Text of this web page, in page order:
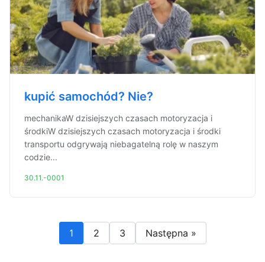
kupić samochód? Nie?
mechanikaW dzisiejszych czasach motoryzacja i
środkiW dzisiejszych czasach motoryzacja i środki
transportu odgrywają niebagatelną rolę w naszym
codzie...
30.11.-0001
1 2 3 Następna »